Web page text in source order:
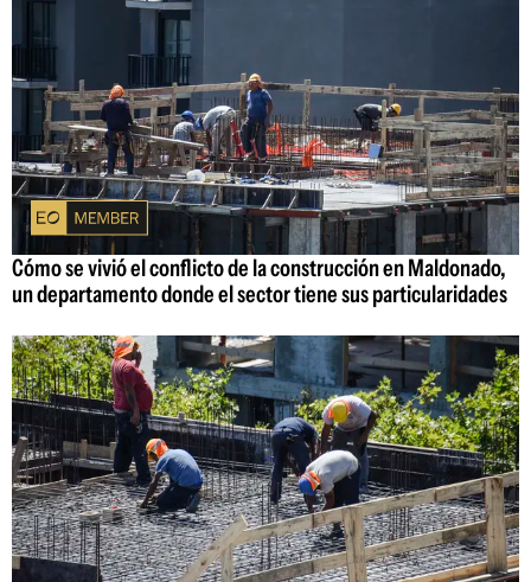
Cómo se vivió el conflicto de la construcción en Maldonado,
un departamento donde el sector tiene sus particularidades